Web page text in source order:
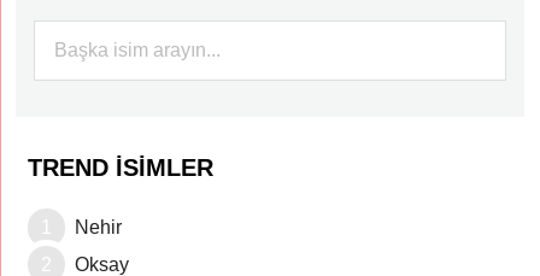
TREND İSIMLER
Nehir
Oksay